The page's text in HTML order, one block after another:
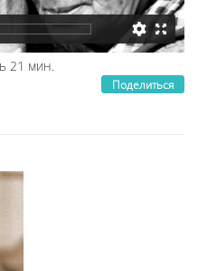
Поделиться
21 мин.